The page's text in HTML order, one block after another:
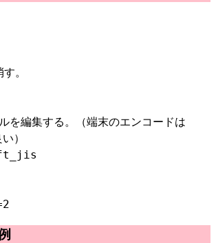
。
編集する。（端末のエンコードは
）